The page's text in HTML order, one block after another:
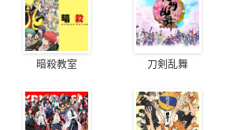
暗殺教室 刀剣乱舞